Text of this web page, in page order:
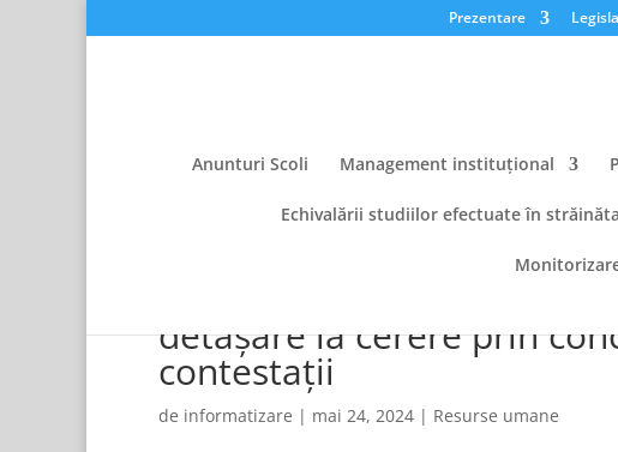
Prezentare
Anunturi Scoli Management instituțional
Echivalării studiilor efectuate în
detașare la cerere prin
contestații
de informatizare | mai 24, 2024 | Resurse umane